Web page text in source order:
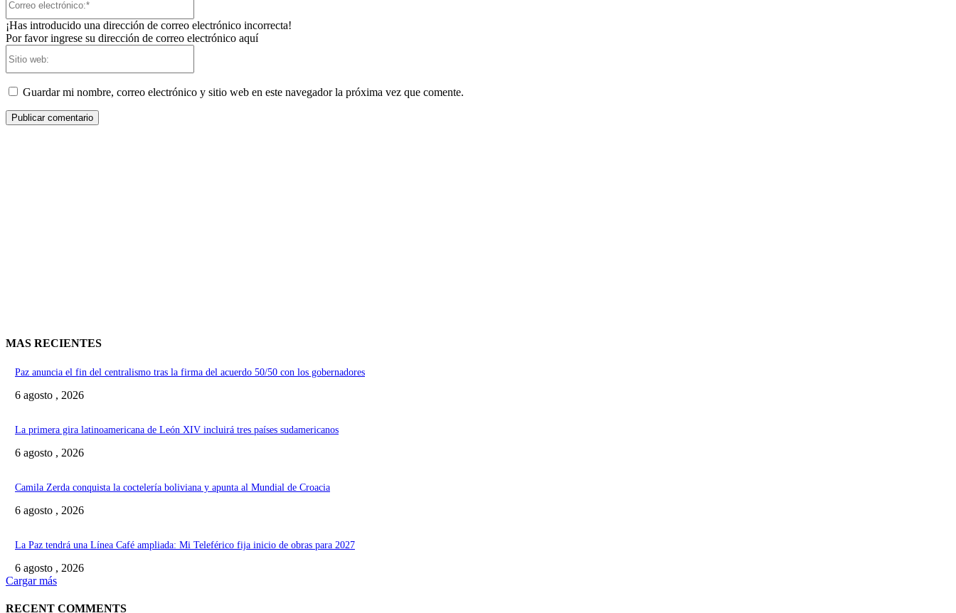
¡Has introducido una dirección de correo electrónico incorrecta!
Por favor ingrese su dirección de correo electrónico aquí
Guardar mi nombre, correo electrónico y sitio web en este navegador la próxima vez que comente.
MAS RECIENTES
Paz anuncia el fin del centralismo tras la firma del acuerdo 50/50 con los gobernadores
6 agosto , 2026
La primera gira latinoamericana de León XIV incluirá tres países sudamericanos
6 agosto , 2026
Camila Zerda conquista la coctelería boliviana y apunta al Mundial de Croacia
6 agosto , 2026
La Paz tendrá una Línea Café ampliada: Mi Teleférico fija inicio de obras para 2027
6 agosto , 2026
Cargar más
RECENT COMMENTS